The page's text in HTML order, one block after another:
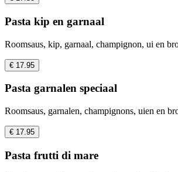
Pasta kip en garnaal
Roomsaus, kip, garnaal, champignon, ui en
€ 17.95
Pasta garnalen speciaal
Roomsaus, garnalen, champignons, uien en
€ 17.95
Pasta frutti di mare